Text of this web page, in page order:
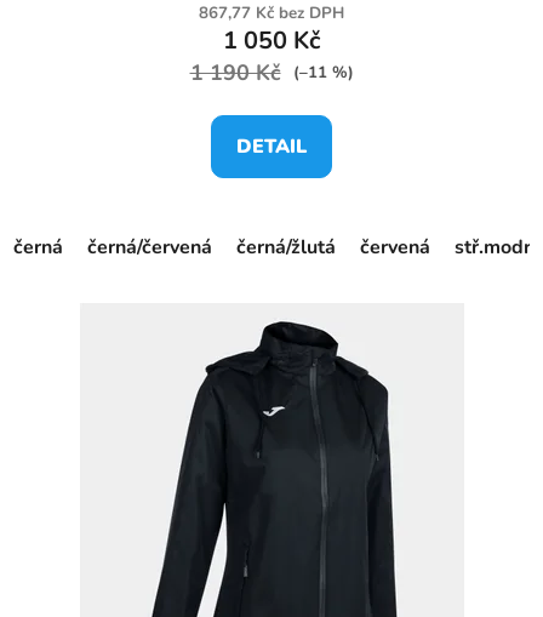
867,77 Kč bez DPH
1 050 Kč
1 190 Kč (–11 %)
DETAIL
černá černá/červená černá/žlutá červená stř.modrá